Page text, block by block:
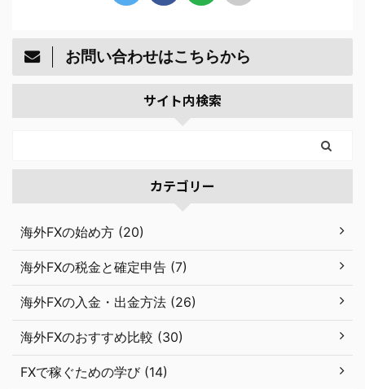
お問い合わせはこちらから
サイト内検索
カテゴリー
海外FXの始め方 (20)
海外FXの税金と確定申告 (7)
海外FXの入金・出金方法 (26)
海外FXのおすすめ比較 (30)
FXで稼ぐための学び (14)